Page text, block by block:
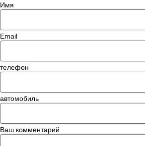
Имя
Email
телефон
автомобиль
Ваш комментарий